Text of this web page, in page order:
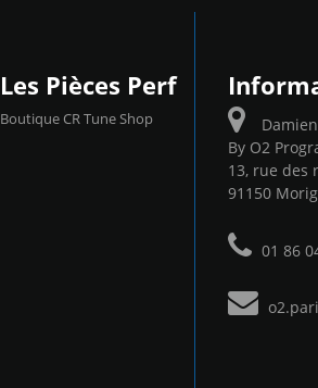
Les Pièces Perf
Boutique CR Tune Shop
By O2
13, rue des
91150
01 86